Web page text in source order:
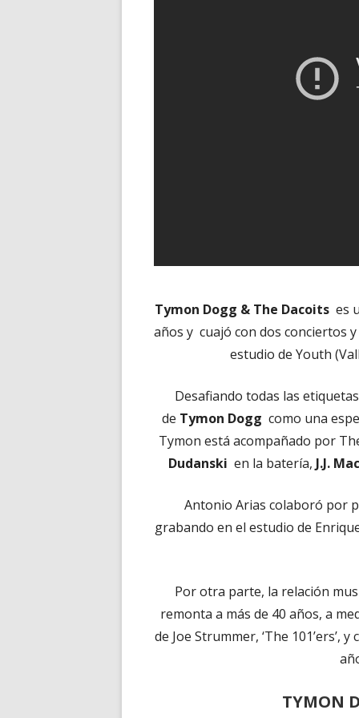
Tymon Dogg & The Dacoits es
años y cuajó con dos conciertos
estudio de Youth
Desafiando todas las
de Tymon Dogg como una
Tymon está acompañado por
Dudanski en la batería, J.J.
Antonio Arias colaboró por
grabando en el estudio de
Por otra parte, la relación
remonta a más de 40 años, a
de Joe Strummer, ‘The
TYMON